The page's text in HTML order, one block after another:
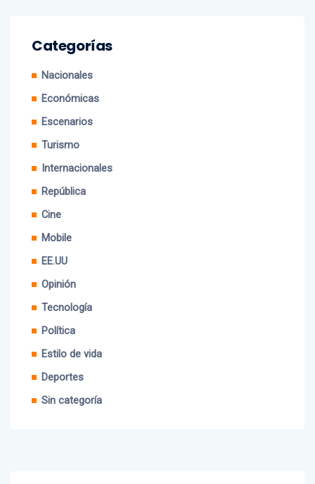
Categorías
Nacionales
Económicas
Escenarios
Turismo
Internacionales
República
Cine
Mobile
EE.UU
Opinión
Tecnología
Política
Estilo de vida
Deportes
Sin categoría